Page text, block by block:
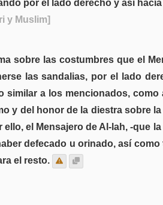
por el lado derecho y así
y Muslim]
sobre las costumbres que el
las sandalias, por el lado
a los mencionados,
y del honor de la diestra sobre
el Mensajero de Al-lah, -que
defecado u orinado, así
el resto.